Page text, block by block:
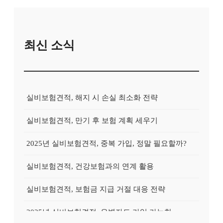
최신 소식
실비보험견적, 해지 시 손실 최소화 전략
실비보험견적, 만기 후 보험 계획 세우기
2025년 실비보험견적, 중복 가입, 정말 필요할까?
실비보험견적, 건강보험과의 연계 활용
실비보험견적, 보험금 지급 거절 대응 전략